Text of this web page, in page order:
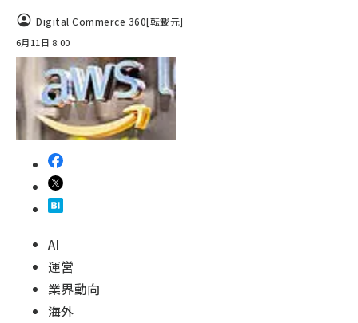
Digital Commerce 360[転載元]
6月11日 8:00
AI
運営
業界動向
海外